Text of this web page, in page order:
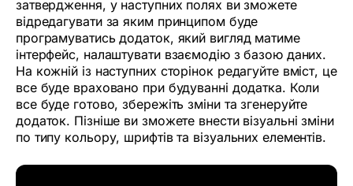
затвердження, у наступних полях ви зможете
відредагувати за яким принципом буде
програмуватись додаток, який вигляд матиме
інтерфейс, налаштувати взаємодію з базою даних.
На кожній із наступних сторінок редагуйте вміст, це
все буде враховано при будуванні додатка. Коли
все буде готово, збережіть зміни та згенеруйте
додаток. Пізніше ви зможете внести візуальні зміни
по типу кольору, шрифтів та візуальних елементів.